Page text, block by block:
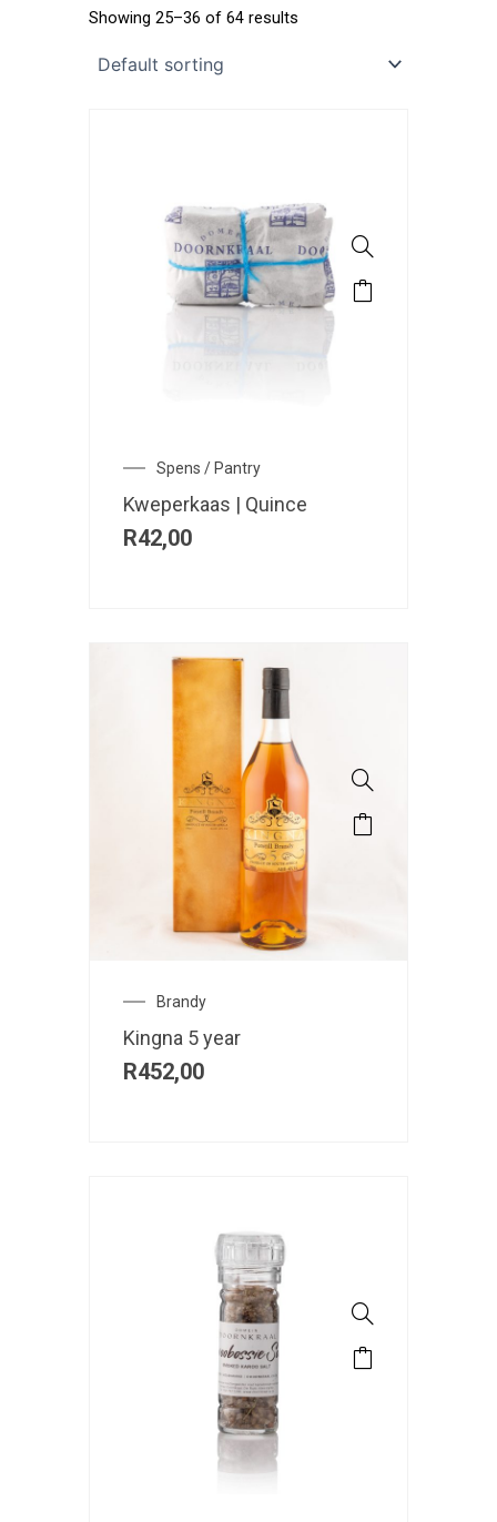
Showing 25–36 of 64 results
Spens / Pantry
Kweperkaas | Quince
R42,00
Brandy
Kingna 5 year
R452,00